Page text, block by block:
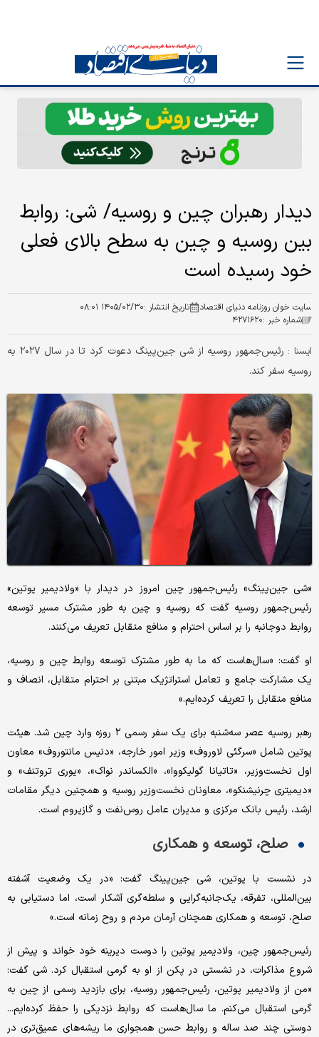
دیدار رهبران چین و روسیه/ شی: روابط
بین روسیه و چین به سطح بالای فعلی
خود رسیده است
سایت خوان روزنامه دنیای اقتصاد تاریخ انتشار :۱۴۰۵/۰۲/۳۰ ۰۸:۰۱
شماره خبر :۴۲۷۱۶۲۰
ایسنا :
رئیس‌جمهور روسیه از شی جین‌پینگ دعوت کرد تا در سال ۲۰۲۷ به
روسیه سفر کند.
«شی جین‌پینگ» رئیس‌جمهور چین امروز در دیدار با «ولادیمیر پوتین»
رئیس‌جمهور روسیه گفت که روسیه و چین به طور مشترک مسیر توسعه
روابط دوجانبه را بر اساس احترام و منافع متقابل تعریف می‌کنند.
او گفت: «سال‌هاست که ما به طور مشترک توسعه روابط چین و روسیه،
یک مشارکت جامع و تعامل استراتژیک مبتنی بر احترام متقابل، انصاف و
منافع متقابل را تعریف کرده‌ایم.»
رهبر روسیه عصر سه‌شنبه برای یک سفر رسمی ۲ روزه وارد چین شد. هیئت
پوتین شامل «سرگئی لاوروف» وزیر امور خارجه، «دنیس مانتوروف» معاون
اول نخست‌وزیر، «تاتیانا گولیکووا»، «الکساندر نواک»، «یوری تروتنف» و
«دیمیتری چرنیشنکو»، معاونان نخست‌وزیر روسیه و همچنین دیگر مقامات
ارشد، رئیس بانک مرکزی و مدیران عامل روس‌نفت و گازپروم است.
صلح، توسعه و همکاری
در نشست با پوتین، شی جین‌پینگ گفت: «در یک وضعیت آشفته
بین‌المللی، تفرقه، یک‌جانبه‌گرایی و سلطه‌گری آشکار است، اما دستیابی به
صلح، توسعه و همکاری همچنان آرمان مردم و روح زمانه است.»
رئیس‌جمهور چین، ولادیمیر پوتین را دوست دیرینه خود خواند و پیش از
شروع مذاکرات، در نشستی در پکن از او به گرمی استقبال کرد. شی گفت:
«من از ولادیمیر پوتین، رئیس‌جمهور روسیه، برای بازدید رسمی از چین به
گرمی استقبال می‌کنم. ما سال‌هاست که روابط نزدیکی را حفظ کرده‌ایم...
دوستی چند صد ساله و روابط حسن همجواری ما ریشه‌های عمیق‌تری در